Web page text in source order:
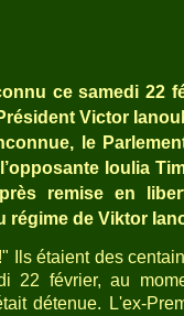
ce samedi 22
Victor
le
Ioulia
remise en
régime de Viktor
Ils étaient des
22 février, au
détenue. L'ex-